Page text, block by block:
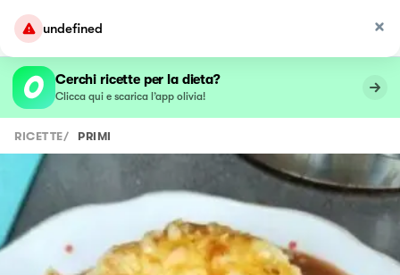
undefined
Cerchi ricette per la dieta?
Clicca qui e scarica l’app olivia!
RICETTE/ PRIMI